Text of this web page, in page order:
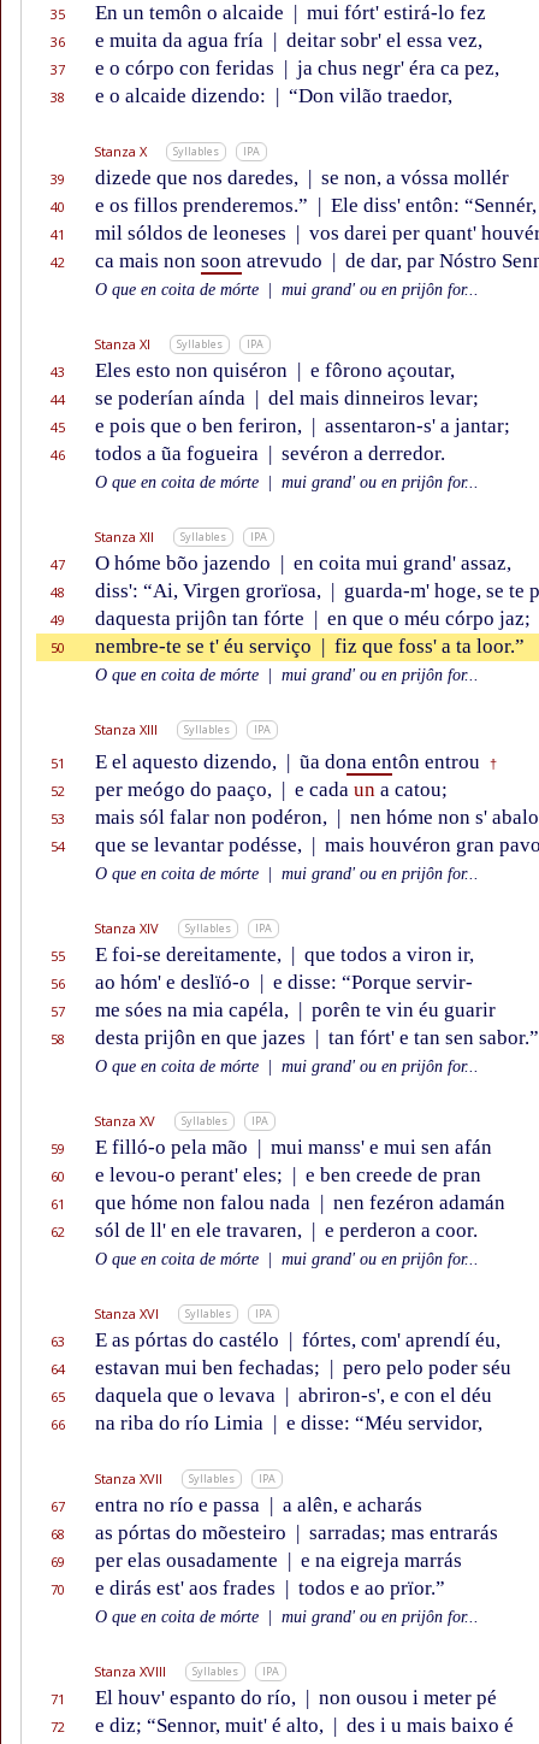
35 En un temôn o alcaide | mui fórt' estirá-lo fez
36 e muita da agua fría | deitar sobr' el essa vez,
37 e o córpo con feridas | ja chus negr' éra ca pez,
38 e o alcaide dizendo: | “Don vilão traedor,
Stanza X Syllables IPA
39 dizede que nos daredes, | se non, a vóssa mollér
40 e os fillos prenderemos.” | Ele diss' entôn: “Sennér,
41 mil sóldos de leoneses | vos darei per quant'
42 ca mais non soon atrevudo | de dar, par Nóstro
O que en coita de mórte mui grand' ou en prijôn for...
Stanza XI Syllables IPA
43 Eles esto non quiséron | e fôrono açoutar,
44 se poderían aínda | del mais dinneiros levar;
45 e pois que o ben feriron, | assentaron-s' a jantar;
46 todos a ũa fogueira | sevéron a derredor.
O que en coita de mórte mui grand' ou en prijôn for...
Stanza XII Syllables IPA
47 O hóme bõo jazendo | en coita mui grand' assaz,
48 diss': “Ai, Virgen grorïosa, | guarda-m' hoge, se te
49 daquesta prijôn tan fórte | en que o méu córpo jaz;
50 nembre-te se t' éu serviço | fiz que foss' a ta loor.”
O que en coita de mórte mui grand' ou en prijôn for...
Stanza XIII Syllables IPA
51 E el aquesto dizendo, | ũa dona entôn entrou †
52 per meógo do paaço, | e cada un a catou;
53 mais sól falar non podéron, | nen hóme non s'
54 que se levantar podésse, | mais houvéron gran
O que en coita de mórte mui grand' ou en prijôn for...
Stanza XIV Syllables IPA
55 E foi-se dereitamente, | que todos a viron ir,
56 ao hóm' e deslïó-o | e disse: “Porque servir-
57 me sóes na mia capéla, | porên te vin éu guarir
58 desta prijôn en que jazes | tan fórt' e tan sen sabor.”
O que en coita de mórte mui grand' ou en prijôn for...
Stanza XV Syllables IPA
59 E filló-o pela mão | mui manss' e mui sen afán
60 e levou-o perant' eles; | e ben creede de pran
61 que hóme non falou nada | nen fezéron adamán
62 sól de ll' en ele travaren, | e perderon a coor.
O que en coita de mórte mui grand' ou en prijôn for...
Stanza XVI Syllables IPA
63 E as pórtas do castélo | fórtes, com' aprendí éu,
64 estavan mui ben fechadas; | pero pelo poder séu
65 daquela que o levava | abriron-s', e con el déu
66 na riba do río Limia | e disse: “Méu servidor,
Stanza XVII Syllables IPA
67 entra no río e passa | a alên, e acharás
68 as pórtas do mõesteiro | sarradas; mas entrarás
69 per elas ousadamente | e na eigreja marrás
70 e dirás est' aos frades | todos e ao prïor.”
O que en coita de mórte mui grand' ou en prijôn for...
Stanza XVIII Syllables IPA
71 El houv' espanto do río, | non ousou i meter pé
72 e diz; “Sennor, muit' é alto, | des i u mais baixo é